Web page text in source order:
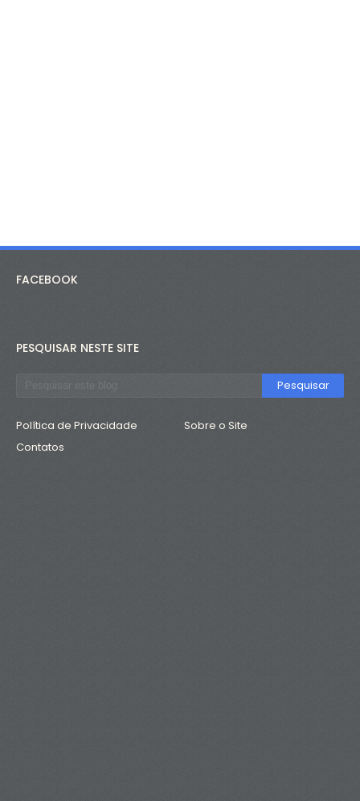
FACEBOOK
PESQUISAR NESTE SITE
Política de Privacidade
Sobre o Site
Contatos